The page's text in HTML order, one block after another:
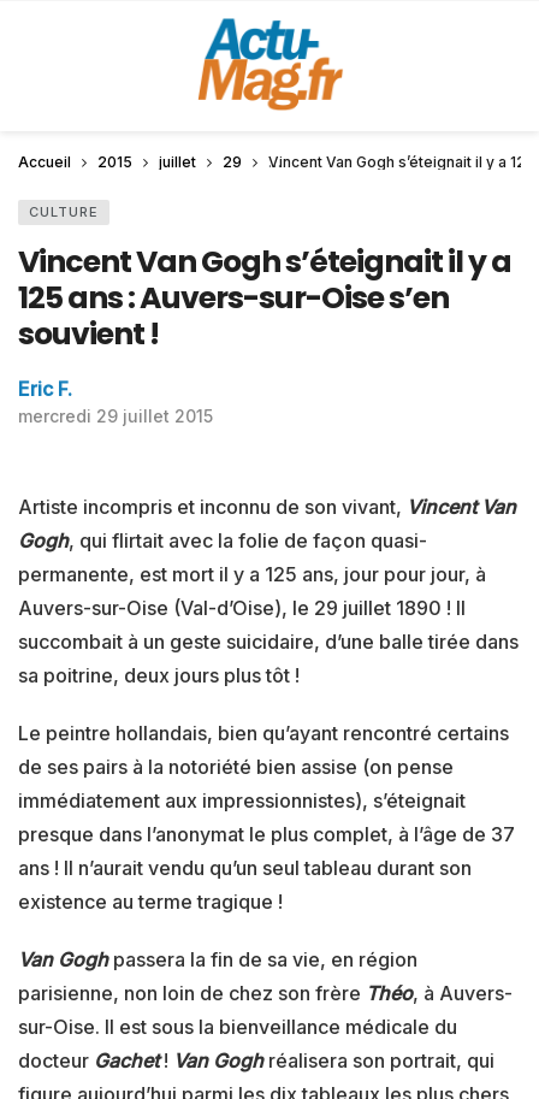
Accueil 2015 juillet 29 Vincent Van Gogh s’éteignait il y a
CULTURE
Vincent Van Gogh s’éteignait il y a
125 ans : Auvers-sur-Oise s’en
souvient !
Eric F.
mercredi 29 juillet 2015
Artiste incompris et inconnu de son vivant, Vincent Van
Gogh, qui flirtait avec la folie de façon quasi-
permanente, est mort il y a 125 ans, jour pour jour, à
Auvers-sur-Oise (Val-d’Oise), le 29 juillet 1890 ! Il
succombait à un geste suicidaire, d’une balle tirée dans
sa poitrine, deux jours plus tôt !
Le peintre hollandais, bien qu’ayant rencontré certains
de ses pairs à la notoriété bien assise (on pense
immédiatement aux impressionnistes), s’éteignait
presque dans l’anonymat le plus complet, à l’âge de 37
ans ! Il n’aurait vendu qu’un seul tableau durant son
existence au terme tragique !
Van Goghpassera la fin de sa vie, en région
parisienne, non loin de chez son frère Théo, à Auvers-
sur-Oise. Il est sous la bienveillance médicale du
docteur Gachet! Van Goghréalisera son portrait, qui
figure aujourd’hui parmi les dix tableaux les plus chers